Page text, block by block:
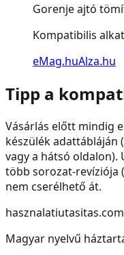
Gorenje ajtó
Kompatibilis
eMag.huAlza.hu
Tipp a
Vásárlás előtt mindig
készülék adattábláján
vagy a hátsó oldalon).
több sorozat-revíziója
nem cserélhető át.
hasznalatiutasitas.com
Magyar nyelvű